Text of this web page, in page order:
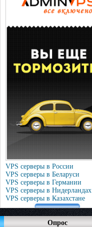
VPS серверы в России
VPS серверы в Беларуси
VPS серверы в Германии
VPS серверы в Нидерландах
VPS серверы в Казахстане
Опрос